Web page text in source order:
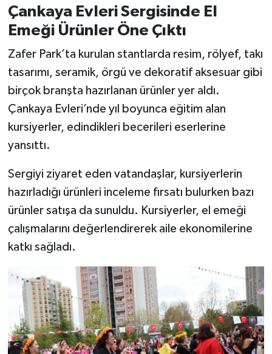
Çankaya Evleri Sergisinde El
Emeği Ürünler Öne Çıktı
Zafer Park’ta kurulan stantlarda resim, rölyef, takı
tasarımı, seramik, örgü ve dekoratif aksesuar gibi
birçok branşta hazırlanan ürünler yer aldı.
Çankaya Evleri’nde yıl boyunca eğitim alan
kursiyerler, edindikleri becerileri eserlerine
yansıttı.
Sergiyi ziyaret eden vatandaşlar, kursiyerlerin
hazırladığı ürünleri inceleme fırsatı bulurken bazı
ürünler satışa da sunuldu. Kursiyerler, el emeği
çalışmalarını değerlendirerek aile ekonomilerine
katkı sağladı.